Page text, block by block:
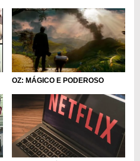
OZ: MÁGICO E PODEROSO